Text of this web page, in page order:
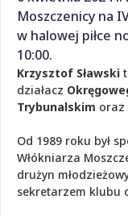
Moszczenicy na
w halowej piłce
10:00.
Krzysztof Sławski
działacz
Trybunalskim oraz
Od 1989 roku był
Włókniarza
drużyn
sekretarzem klubu